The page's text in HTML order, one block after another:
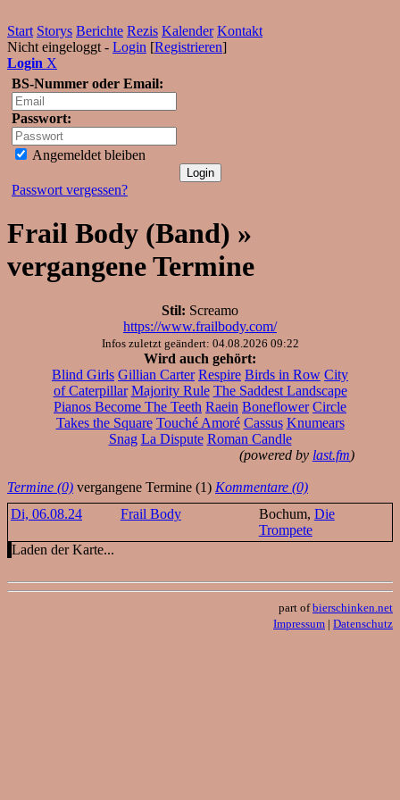
Start Storys Berichte Rezis Kalender Kontakt
Nicht eingeloggt - Login [Registrieren]
Login X
BS-Nummer oder Email:
Passwort:
Angemeldet bleiben
Passwort vergessen?
Frail Body (Band) »
vergangene Termine
Stil: Screamo
https://www.frailbody.com/
Infos zuletzt geändert: 04.08.2026 09:22
Wird auch gehört:
Blind Girls Gillian Carter Respire Birds in Row City
of Caterpillar Majority Rule The Saddest Landscape
Pianos Become The Teeth Raein Boneflower Circle
Takes the Square Touché Amoré Cassus Knumears
Snag La Dispute Roman Candle
(powered by last.fm)
Termine (0) vergangene Termine (1) Kommentare (0)
Di, 06.08.24
Frail Body Bochum, Die
Trompete
Laden der Karte...
part ofbierschinken.net
Impressum | Datenschutz